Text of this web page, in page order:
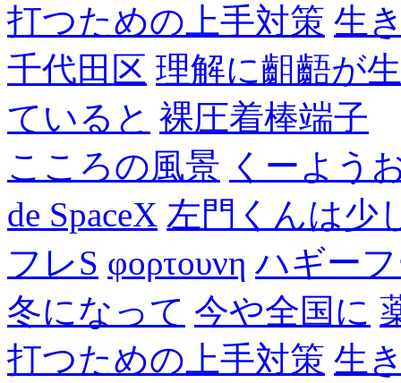
打つための上手対策 生
千代田区 理解に齟齬が
ていると 裸圧着棒端子
こころの風景 くーよう
de SpaceX 左門くんは少
フレS φορτουνη ハギー
冬になって 今や全国に
打つための上手対策 生